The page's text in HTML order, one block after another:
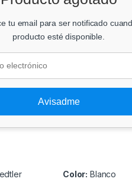
tu email para ser notificado
producto esté disponible.
Avisadme
Color: Blanco